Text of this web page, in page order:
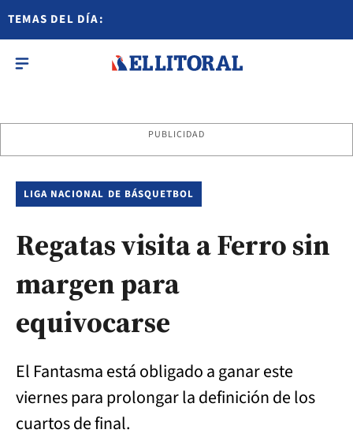
TEMAS DEL DÍA:
PUBLICIDAD
LIGA NACIONAL DE BÁSQUETBOL
Regatas visita a Ferro sin
margen para
equivocarse
El Fantasma está obligado a ganar este
viernes para prolongar la definición de los
cuartos de final.